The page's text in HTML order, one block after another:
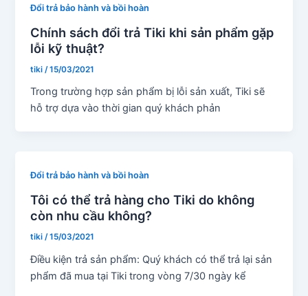
Đổi trả bảo hành và bồi hoàn
Chính sách đổi trả Tiki khi sản phẩm gặp
lỗi kỹ thuật?
tiki /15/03/2021
Trong trường hợp sản phẩm bị lỗi sản xuất, Tiki sẽ
hỗ trợ dựa vào thời gian quý khách phản
Đổi trả bảo hành và bồi hoàn
Tôi có thể trả hàng cho Tiki do không
còn nhu cầu không?
tiki/15/03/2021
Điều kiện trả sản phẩm: Quý khách có thể trả lại sản
phẩm đã mua tại Tiki trong vòng 7/30 ngày kể